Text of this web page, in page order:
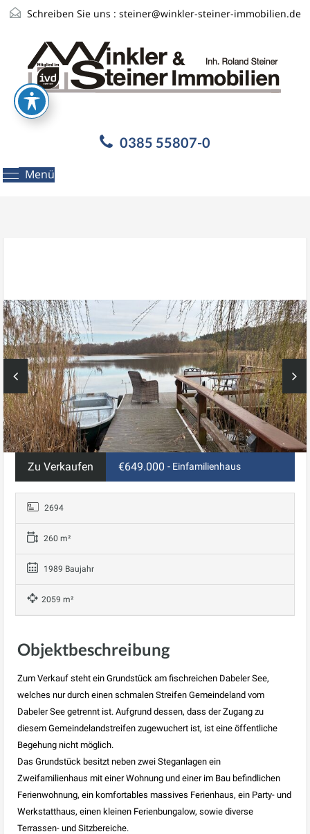
Schreiben Sie uns : steiner@winkler-steiner-immobilien.de
0385 55807-0
Menü
Zu Verkaufen €649.000 - Einfamilienhaus
2694
260 m²
1989 Baujahr
2059 m²
Objektbeschreibung
Zum Verkauf steht ein Grundstück am fischreichen Dabeler See,
welches nur durch einen schmalen Streifen Gemeindeland vom
Dabeler See getrennt ist. Aufgrund dessen, dass der Zugang zu
diesem Gemeindelandstreifen zugewuchert ist, ist eine öffentliche
Begehung nicht möglich.
Das Grundstück besitzt neben zwei Steganlagen ein
Zweifamilienhaus mit einer Wohnung und einer im Bau befindlichen
Ferienwohnung, ein komfortables massives Ferienhaus, ein Party- und
Werkstatthaus, einen kleinen Ferienbungalow, sowie diverse
Terrassen- und Sitzbereiche.